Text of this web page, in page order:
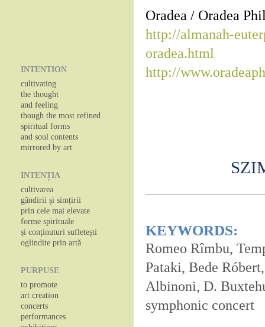
Oradea / Oradea
http://almanah-
oradea.html
http://
KEYWORDS:
Romeo Rîmbu,
Pataki, Bede R
Albinoni, D.
symphonic concert
INTENTION
cultivating
the thought
and feeling
though the most refined
spiritual forms
and soul contents
mirrored by art
INTENȚIA
cultivarea
gândirii și simțirii
prin cele mai elevate
forme spirituale
și conținuturi sufletești
oglindite prin artă
PURPUSE
to promote
art creation
concerts
performances